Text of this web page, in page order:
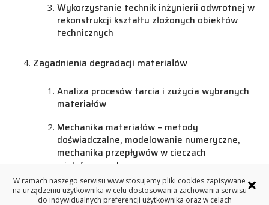
Wykorzystanie technik inżynierii odwrotnej w
rekonstrukcji kształtu złożonych obiektów
technicznych
Zagadnienia degradacji materiałów
Analiza procesów tarcia i zużycia wybranych
materiałów
Mechanika materiałów – metody
doświadczalne, modelowanie numeryczne,
mechanika przepływów w cieczach
wielofazowych
Badania nad możliwością poprawy stanu
technicznego pękniętych wałów
×
W ramach naszego serwisu www stosujemy pliki cookies zapisywane
na urządzeniu użytkownika w celu dostosowania zachowania serwisu
do indywidualnych preferencji użytkownika oraz w celach